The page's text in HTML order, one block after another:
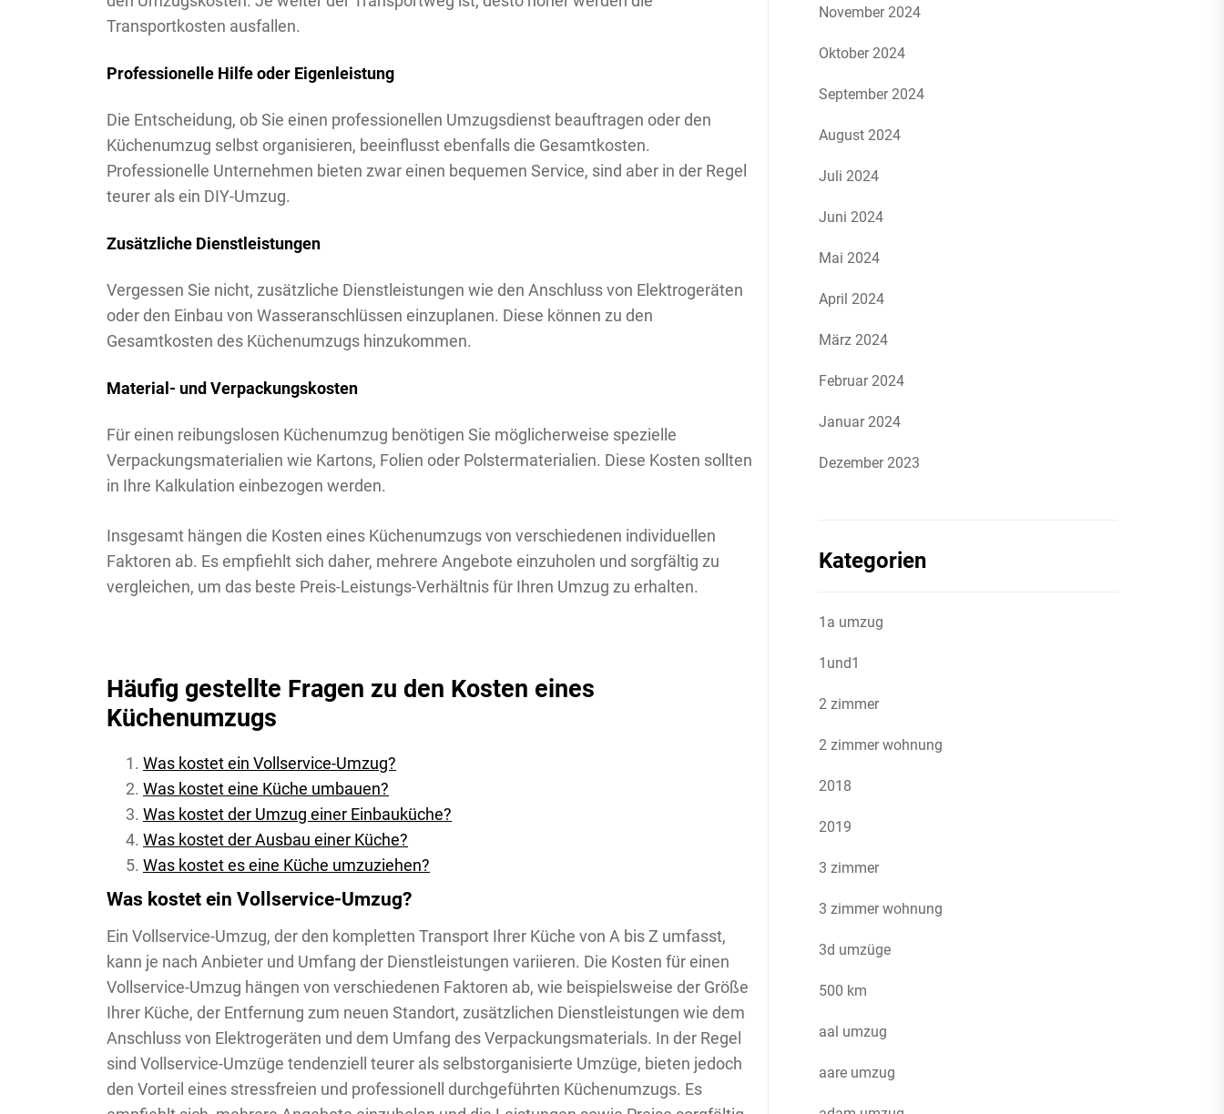
Transportkosten ausfallen.
Professionelle Hilfe oder Eigenleistung
Die Entscheidung, ob Sie einen professionellen Umzugsdienst beauftragen oder den
Küchenumzug selbst organisieren, beeinflusst ebenfalls die Gesamtkosten.
Professionelle Unternehmen bieten zwar einen bequemen Service, sind aber in der Regel
teurer als ein DIY-Umzug.
Zusätzliche Dienstleistungen
Vergessen Sie nicht, zusätzliche Dienstleistungen wie den Anschluss von Elektrogeräten
oder den Einbau von Wasseranschlüssen einzuplanen. Diese können zu den
Gesamtkosten des Küchenumzugs hinzukommen.
Material- und Verpackungskosten
Für einen reibungslosen Küchenumzug benötigen Sie möglicherweise spezielle
Verpackungsmaterialien wie Kartons, Folien oder Polstermaterialien. Diese Kosten sollten
in Ihre Kalkulation einbezogen werden.
Insgesamt hängen die Kosten eines Küchenumzugs von verschiedenen individuellen
Faktoren ab. Es empfiehlt sich daher, mehrere Angebote einzuholen und sorgfältig zu
vergleichen, um das beste Preis-Leistungs-Verhältnis für Ihren Umzug zu erhalten.
Häufig gestellte Fragen zu den Kosten eines
Küchenumzugs
Was kostet ein Vollservice-Umzug?
Was kostet eine Küche umbauen?
Was kostet der Umzug einer Einbauküche?
Was kostet der Ausbau einer Küche?
Was kostet es eine Küche umzuziehen?
Was kostet ein Vollservice-Umzug?
Ein Vollservice-Umzug, der den kompletten Transport Ihrer Küche von A bis Z umfasst,
kann je nach Anbieter und Umfang der Dienstleistungen variieren. Die Kosten für einen
Vollservice-Umzug hängen von verschiedenen Faktoren ab, wie beispielsweise der Größe
Ihrer Küche, der Entfernung zum neuen Standort, zusätzlichen Dienstleistungen wie dem
Anschluss von Elektrogeräten und dem Umfang des Verpackungsmaterials. In der Regel
sind Vollservice-Umzüge tendenziell teurer als selbstorganisierte Umzüge, bieten jedoch
den Vorteil eines stressfreien und professionell durchgeführten Küchenumzugs. Es
November 2024
Oktober 2024
September 2024
August 2024
Juli 2024
Juni 2024
Mai 2024
April 2024
März 2024
Februar 2024
Januar 2024
Dezember 2023
Kategorien
1a umzug
1und1
2 zimmer
2 zimmer wohnung
2018
2019
3 zimmer
3 zimmer wohnung
3d umzüge
500 km
aal umzug
aare umzug